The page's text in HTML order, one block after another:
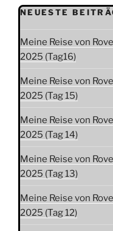
NEUESTE
Meine Reise von
2025 (Tag16)
Meine Reise von
2025 (Tag 15)
Meine Reise von
2025 (Tag 14)
Meine Reise von
2025 (Tag 13)
Meine Reise von
2025 (Tag 12)